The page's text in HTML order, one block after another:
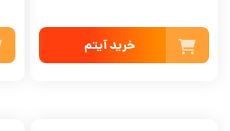
خرید آیتم